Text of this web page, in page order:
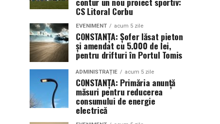
CS Litoral Corbu
EVENIMENT acum 5 zile
CONSTANȚA: Șofer lăsat pieton
și amendat cu 5.000 de lei,
pentru drifturi în Portul Tomis
ADMINISTRAȚIE acum 5 zile
CONSTANȚA: Primăria anunță
măsuri pentru reducerea
consumului de energie
electrică